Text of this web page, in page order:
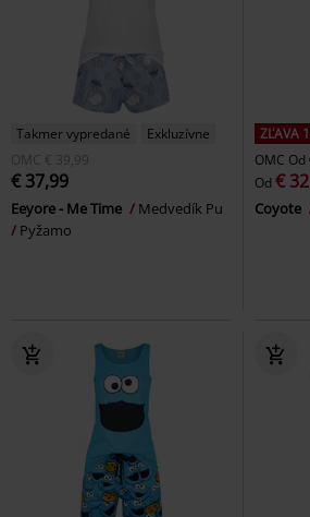
Takmer vypredané
Exkluzívne
OMC € 39,99
€ 37,99
Eeyore - Me Time
Medvedík Pu
Pyžamo
ZĽAVA
OMC Od
Od €
Coyote